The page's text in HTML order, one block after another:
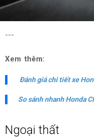
---
Xem thêm:
Đánh giá chi tiết xe
So sánh nhanh Honda
Ngoại thất